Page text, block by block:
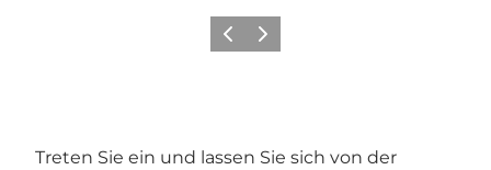
ZurückWeiter
Treten Sie ein und lassen Sie sich von der